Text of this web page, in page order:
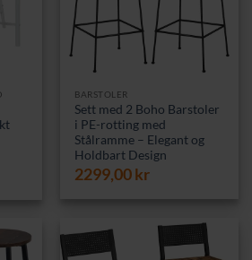
BARSTOLER
Sett med 2 Boho Barstoler
i PE-rotting med
Stålramme – Elegant og
Holdbart Design
2299,00kr